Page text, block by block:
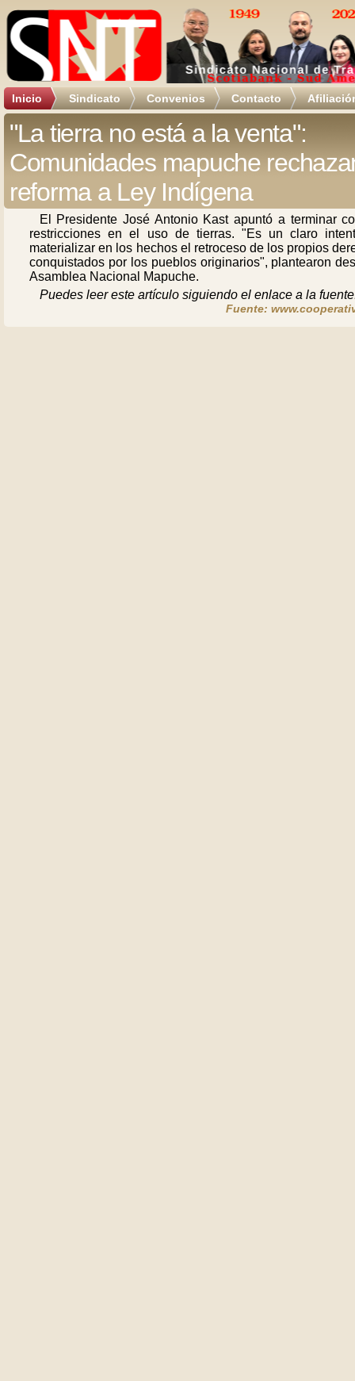
Inicio Sindicato Convenios Contacto
"La tierra no está a la venta":
Comunidades mapuche
reforma a Ley Indígena
El Presidente José Antonio Kast apuntó a terminar
restricciones en el uso de tierras. "Es un claro
materializar en los hechos el retroceso de los propios
conquistados por los pueblos originarios", plantearon
Asamblea Nacional Mapuche.
Puedes leer este artículo siguiendo el enlace a la
Fuente: